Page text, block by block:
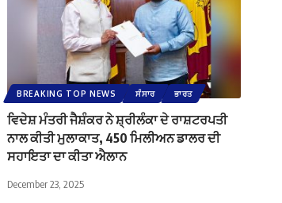
BREAKING TOP NEWS ਸੰਸਾਰ ਭਾਰਤ
ਵਿਦੇਸ਼ ਮੰਤਰੀ ਜੈਸ਼ੰਕਰ ਨੇ ਸ਼੍ਰੀਲੰਕਾ ਦੇ ਰਾਸ਼ਟਰਪਤੀ
ਨਾਲ ਕੀਤੀ ਮੁਲਾਕਾਤ, 450 ਮਿਲੀਅਨ ਡਾਲਰ ਦੀ
ਸਹਾਇਤਾ ਦਾ ਕੀਤਾ ਐਲਾਨ
December 23, 2025